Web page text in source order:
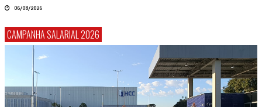
06/08/2026
CAMPANHA SALARIAL 2026